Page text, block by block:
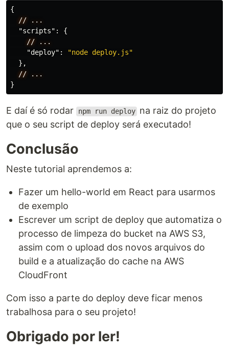
{
//
...
"scripts" :
{
//
...
"deploy" :
"node deploy.js"
},
//
...
}
E daí é só rodar npm run deploy na raiz do projeto
que o seu script de deploy será executado!
Conclusão
Neste tutorial aprendemos a:
Fazer um hello-world em React para usarmos
de exemplo
Escrever um script de deploy que automatiza o
processo de limpeza do bucket na AWS S3,
assim com o upload dos novos arquivos do
build e a atualização do cache na AWS
CloudFront
Com isso a parte do deploy deve ficar menos
trabalhosa para o seu projeto!
Obrigado por ler!